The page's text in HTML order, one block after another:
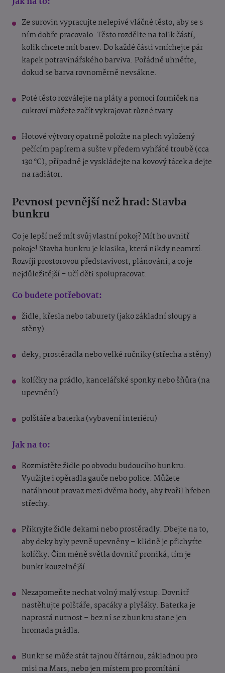
Ze surovin vypracujte nelepivé vláčné těsto, aby se s
ním dobře pracovalo. Těsto rozdělte na tolik částí,
kolik chcete mít barev. Do každé části vmíchejte pár
kapek potravinářského barviva. Pořádně uhněťte,
dokud se barva rovnoměrně nevsákne.
Poté těsto rozválejte na pláty a pomocí formiček na
cukroví můžete začít vykrajovat různé tvary.
Hotové výtvory opatrně položte na plech vyložený
pečícím papírem a sušte v předem vyhřáté troubě (cca
130 °C), případně je vyskládejte na kovový tácek a dejte
na radiátor.
Pevnost pevnější než hrad: Stavba
bunkru
Co je lepší než mít svůj vlastní pokoj? Mít ho uvnitř
pokoje! Stavba bunkru je klasika, která nikdy neomrzí.
Rozvíjí prostorovou představivost, plánování, a co je
nejdůležitější – učí děti spolupracovat.
Co budete potřebovat:
židle, křesla nebo taburety (jako základní sloupy a
stěny)
deky, prostěradla nebo velké ručníky (střecha a stěny)
kolíčky na prádlo, kancelářské sponky nebo šňůra (na
upevnění)
polštáře a baterka (vybavení interiéru)
Jak na to:
Rozmístěte židle po obvodu budoucího bunkru.
Využijte i opěradla gauče nebo police. Můžete
natáhnout provaz mezi dvěma body, aby tvořil hřeben
střechy.
Přikryjte židle dekami nebo prostěradly. Dbejte na to,
aby deky byly pevně upevněny – klidně je přichyťte
kolíčky. Čím méně světla dovnitř proniká, tím je
bunkr kouzelnější.
Nezapomeňte nechat volný malý vstup. Dovnitř
nastěhujte polštáře, spacáky a plyšáky. Baterka je
naprostá nutnost – bez ní se z bunkru stane jen
hromada prádla.
Bunkr se může stát tajnou čítárnou, základnou pro
misi na Mars, nebo jen místem pro promítání